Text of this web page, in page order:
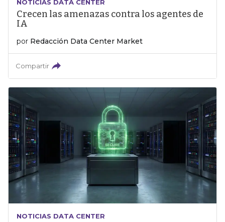
NOTICIAS DATA CENTER
Crecen las amenazas contra los agentes de
IA
por Redacción Data Center Market
Compartir
NOTICIAS DATA CENTER